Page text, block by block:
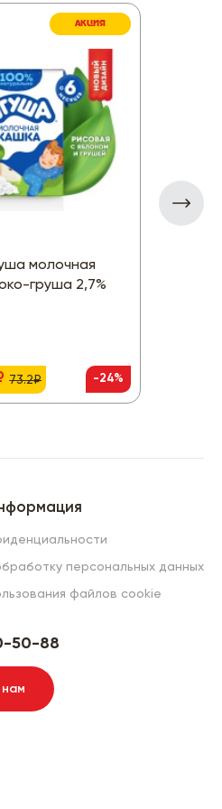
молочная
груша 2,7%
73.2₽ -24%
АКЦИЯ
персональных данных
файлов cookie
50-88
нам